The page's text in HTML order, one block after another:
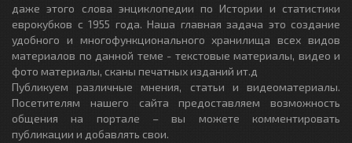
даже этого слова энциклопедии по Истории и статистики
еврокубков с 1955 года. Наша главная задача это создание
удобного и многофункционального хранилища всех видов
материалов по данной теме - текстовые материалы, видео и
фото материалы, сканы печатных изданий ит.д
Публикуем различные мнения, статьи и видеоматериалы.
Посетителям нашего сайта предоставляем возможность
общения на портале – вы можете комментировать
публикации и добавлять свои.